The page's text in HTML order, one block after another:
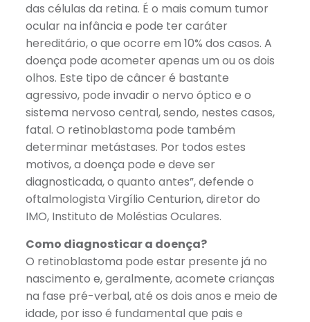
das células da retina. É o mais comum tumor
ocular na infância e pode ter caráter
hereditário, o que ocorre em 10% dos casos. A
doença pode acometer apenas um ou os dois
olhos. Este tipo de câncer é bastante
agressivo, pode invadir o nervo óptico e o
sistema nervoso central, sendo, nestes casos,
fatal. O retinoblastoma pode também
determinar metástases. Por todos estes
motivos, a doença pode e deve ser
diagnosticada, o quanto antes”, defende o
oftalmologista Virgílio Centurion, diretor do
IMO, Instituto de Moléstias Oculares.
Como diagnosticar a doença?
O retinoblastoma pode estar presente já no
nascimento e, geralmente, acomete crianças
na fase pré-verbal, até os dois anos e meio de
idade, por isso é fundamental que pais e